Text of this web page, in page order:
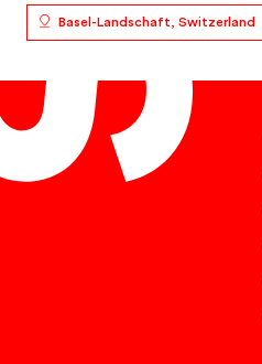
Basel-Landschaft, Switzerland